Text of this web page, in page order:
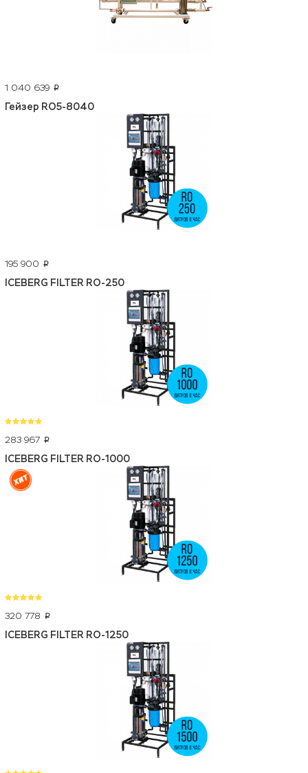
1 040 639 p
Гейзер RO5-8040
195 900 p
ICEBERG FILTER RO-250
283 967 p
ICEBERG FILTER RO-1000
320 778 p
ICEBERG FILTER RO-1250